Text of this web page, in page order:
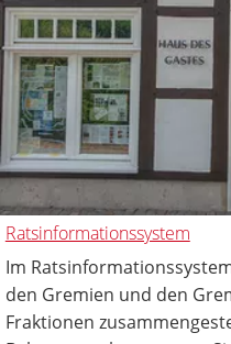
Ratsinformationssystem
Im
den Gremien und den
Fraktionen